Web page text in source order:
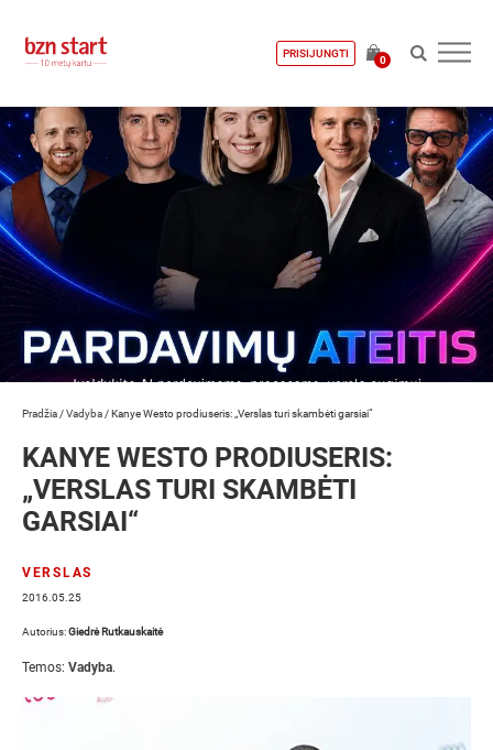
PRISIJUNGTI
0
Pradžia /Vadyba /Kanye Westo prodiuseris: „Verslas turi skambėti garsiai“
KANYE WESTO PRODIUSERIS:
„VERSLAS TURI SKAMBĖTI
GARSIAI“
VERSLAS
2016.05.25
Autorius:Giedrė Rutkauskaitė
Temos: Vadyba.